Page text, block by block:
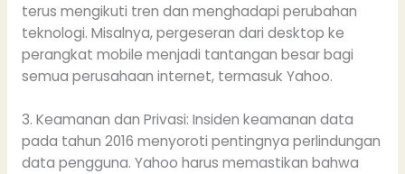
terus mengikuti tren dan menghadapi perubahan
teknologi. Misalnya, pergeseran dari desktop ke
perangkat mobile menjadi tantangan besar bagi
semua perusahaan internet, termasuk Yahoo.
3. Keamanan dan Privasi: Insiden keamanan data
pada tahun 2016 menyoroti pentingnya perlindungan
data pengguna. Yahoo harus memastikan bahwa